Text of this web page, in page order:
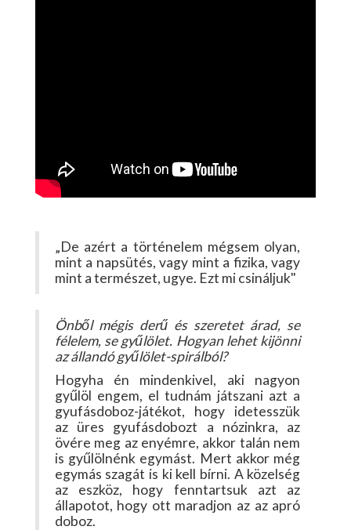
„De azért a történelem mégsem olyan,
mint a napsütés, vagy mint a fizika, vagy
mint a természet, ugye. Ezt mi csináljuk"
Önből mégis derű és szeretet árad, se
félelem, se gyűlölet. Hogyan lehet kijönni
az állandó gyűlölet-spirálból?
Hogyha én mindenkivel, aki nagyon
gyűlöl engem, el tudnám játszani azt a
gyufásdoboz-játékot, hogy idetesszük
az üres gyufásdobozt a nózinkra, az
övére meg az enyémre, akkor talán nem
is gyűlölnénk egymást. Mert akkor még
egymás szagát is ki kell bírni. A közelség
az eszköz, hogy fenntartsuk azt az
állapotot, hogy ott maradjon az az apró
doboz.